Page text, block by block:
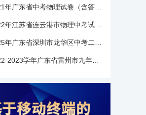
2021年广东省中考物理试卷（含答案与解析）
2022年江苏省连云港市物理中考试卷（含答案）
2022-2023学年广东省雷州市九年级上学期第一次月考物理试卷（一）